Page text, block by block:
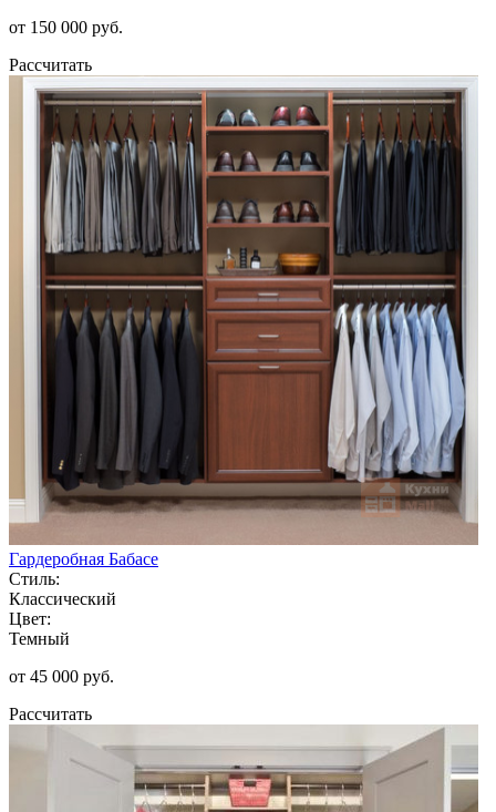
от 150 000 руб.
Рассчитать
Гардеробная Бабасе
Стиль:
Классический
Цвет:
Темный
от 45 000 руб.
Рассчитать